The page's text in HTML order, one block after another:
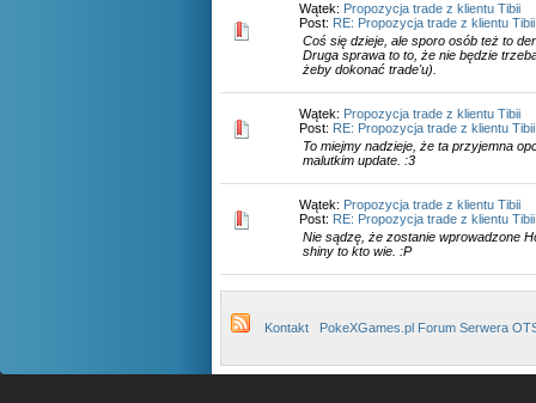
Wątek: Propozycja trade z klientu Tibii
Post: RE: Propozycja trade z klientu Tibii
Coś się dzieje, ale sporo osób też to
Druga sprawa to to, że nie będzie
żeby dokonać trade'u).
Wątek: Propozycja trade z klientu Tibii
Post: RE: Propozycja trade z klientu Tibii
To miejmy nadzieje, że ta przyjemna
malutkim update. :3
Wątek: Propozycja trade z klientu Tibii
Post: RE: Propozycja trade z klientu Tibii
Nie sądzę, że zostanie wprowadzone
shiny to kto wie. :P
Kontakt PokeXGames.pl Forum Serwera